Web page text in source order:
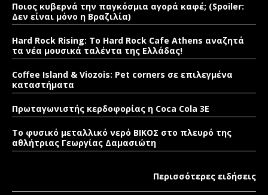
Ποιος κυβερνά την παγκόσμια αγορά καφέ; (Spoiler:
Δεν είναι μόνο η Βραζιλία)
Hard Rock Rising: Το Hard Rock Cafe Athens αναζητά
τα νέα μουσικά ταλέντα της Ελλάδας!
Coffee Island & Viozois: Pet corners σε επιλεγμένα
καταστήματα
Πρωταγωνιστής κερδοφορίας η Coca Cola 3E
Το φυσικό μεταλλικό νερό ΒΙΚΟΣ στο πλευρό της
αθλήτριας Γεωργίας Δαμασιώτη
Περισσότερες ειδήσεις